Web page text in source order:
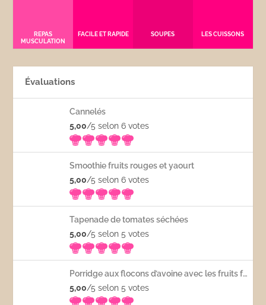
REPAS
MUSCULATION
FACILE ET RAPIDE SOUPES LES CUISSONS
Évaluations
Cannelés
5,00/5 selon 6votes
Smoothie fruits rouges et yaourt
5,00/5 selon 6votes
Tapenade de tomates séchées
5,00/5 selon 5votes
Porridge aux flocons d’avoine avec les fruits frais
5,00/5 selon 5votes